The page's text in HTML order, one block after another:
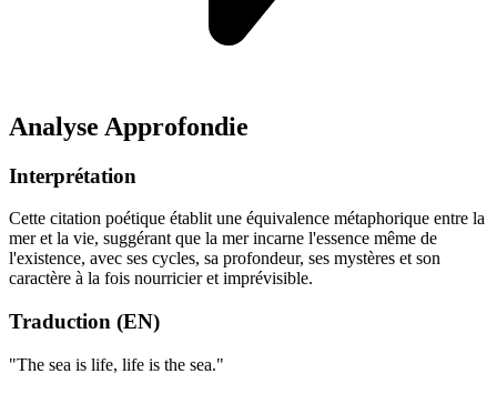
Analyse Approfondie
Interprétation
Cette citation poétique établit une équivalence métaphorique entre la
mer et la vie, suggérant que la mer incarne l'essence même de
l'existence, avec ses cycles, sa profondeur, ses mystères et son
caractère à la fois nourricier et imprévisible.
Traduction (EN)
"The sea is life, life is the sea."